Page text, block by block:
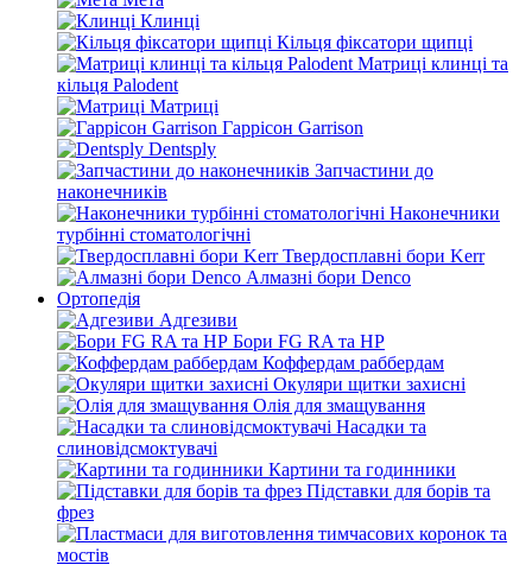
Клинці
Кільця фіксатори щипці
Матриці клинці та
кільця Palodent
Матриці
Гаррісон Garrison
Dentsply
Запчастини до
наконечників
Наконечники
турбінні стоматологічні
Твердосплавні бори Kerr
Алмазні бори Denco
Ортопедія
Адгезиви
Бори FG RA та HP
Коффердам раббердам
Окуляри щитки захисні
Олія для змащування
Насадки та
слиновідсмоктувачі
Картини та годинники
Підставки для борів та
фрез